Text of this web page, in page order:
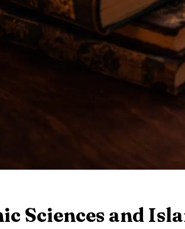
Sciences and